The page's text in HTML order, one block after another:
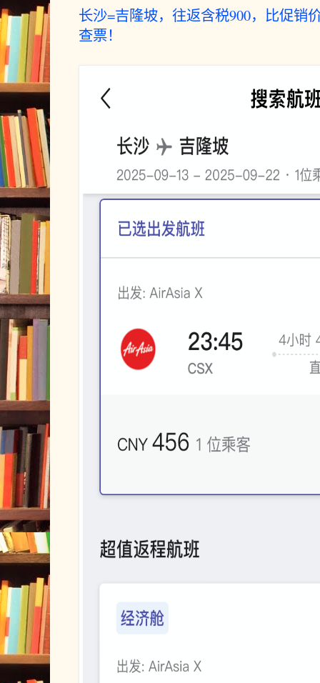
长沙=吉隆坡，往返含税900，比促销
查票！